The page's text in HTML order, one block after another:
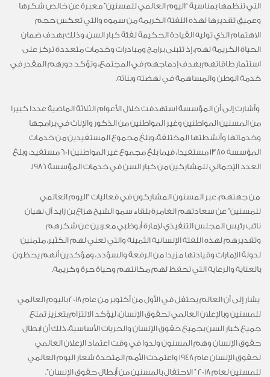
التي تنظمها بمناسبة “اليوم العالمي للمسنين” معبرة عن خالص شكرها
وعميق تقديرها لهذه اللفتة الكريمة من سموه والتي تعكس حجم
الاهتمام الذي توليه القيادة الحكيمة لفئة كبار السن، وذلك بهدف ضمان
الحياة الكريمة لهم، إذ تتبنى برامج ومبادرات وخدمات متعددة تركز على
استثمار طاقاتهم بهدف إدماجهم في المجتمع، وتؤكد دورهم المقدر في
خدمة الوطن والمساهمة في نهضته وبنائه.
‎ وأشارت إلى أن المؤسسة استهدفت خلال الأعوام الثلاثة الماضية عددا كبيرا
من المسنين المواطنين وغير المواطنين من الذكور والإناث في برامجها
وخدماتها وأنشطتها المختلفة، وبلغ مجموع المستفيدين من خدمات
المؤسسة 1385 مستفيدا، فيما بلغ مجموع غير المواطنين 601 مستفيد، وبلغ
العدد الإجمالي للمشاركين من كبار السن في خدمات المؤسسة 1986.
‎ ‎من جهتهم، عبر المسنون المشاركون في فعاليات “اليوم العالمي
للمسنين” عن سعادتهم الغامرة بلقاء سمو الشيخ هزاع بن زايد آل نهيان
نائب رئيس المجلس التنفيذي لإمارة أبوظبي معربين عن شكرهم
وتقديرهم لهذه اللفتة الإنسانية الثمينة والتي تعني لهم الكثير، متمنين
لدولة الإمارات وقيادتها مزيدا من الرفعة والسؤدد، ومؤكدين أنهم يحظون
بالعناية والرعاية التي تحفظ لهم مكانتهم وحياة حرة وكريمة.
‎ يشار إلى أن العالم يحتفل في الأول من أكتوبر من عام 2018 باليوم العالمي
للمسنين وبالإعلان العالمي لحقوق الإنسان، ليؤكد الالتزام بتعزيز تمتع
جميع كبار السن بجميع حقوق الإنسان والحريات الأساسية، ذلك أن ابطال
حقوق الإنسان وهم المسنون ولدوا في وقت اعتماد الإعلان العالمي
لحقوق الإنسان عام 1948 واعتمدت الأمم المتحدة شعار اليوم العالمي
للمسنين لعام 2018 ” الاحتفال بالمسنين من أبطال حقوق الإنسان”.